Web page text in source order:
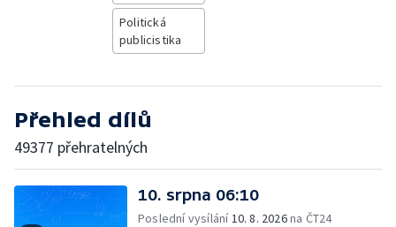
Politická
publicistika
Přehled dílů
49377 přehratelných
10. srpna 06:10
Poslední vysílání10. 8. 2026na ČT24